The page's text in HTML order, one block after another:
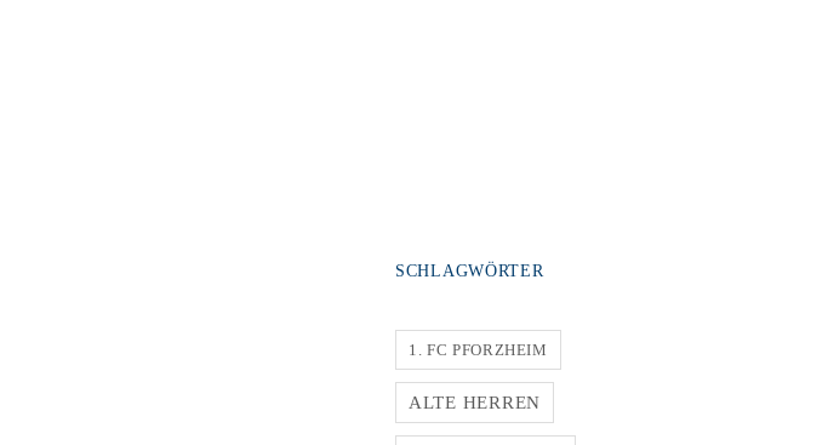
SCHLAGWÖRTER
1. FC PFORZHEIM
ALTE HERREN